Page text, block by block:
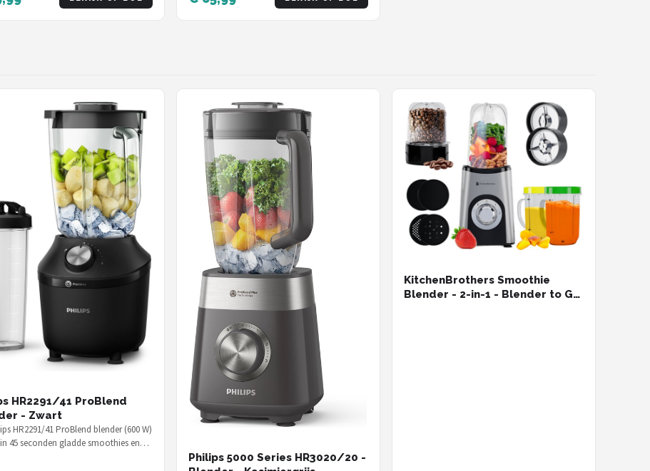
HR2291/41 ProBlend
- Zwart
HR2291/41 ProBlend blender (600 W)
45 seconden gladde smoothies en
Philips 5000 Series HR3020/20 -
KitchenBrothers Smoothie
Blender - 2-in-1 - Blender to Go